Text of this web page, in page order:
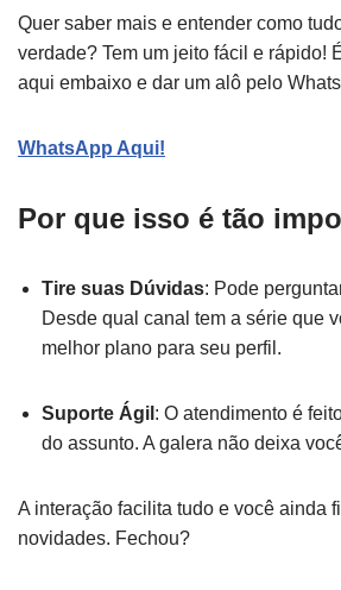
Quer saber mais e entender como
verdade? Tem um jeito fácil e rápido!
aqui embaixo e dar um alô pelo
WhatsApp Aqui!
Por que isso é tão
Tire suas Dúvidas: Pode
Desde qual canal tem a série que
melhor plano para seu perfil.
Suporte Ágil : O atendimento é
do assunto. A galera não deixa
A interação facilita tudo e você ainda
novidades. Fechou?